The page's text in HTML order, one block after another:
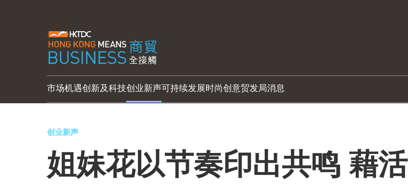
市场机遇创新及科技创业新声可持续发展时尚创意贸发局消息
创业新声
姐妹花以节奏印出共鸣 藉活